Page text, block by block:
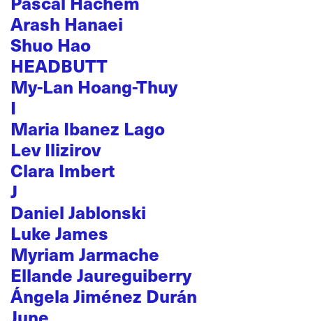
Arash Hanaei
Shuo Hao
HEADBUTT
My-Lan Hoang-Thuy
I
Maria Ibanez Lago
Lev Ilizirov
Clara Imbert
J
Daniel Jablonski
Luke James
Myriam Jarmache
Ellande Jaureguiberry
Ángela Jiménez Durán